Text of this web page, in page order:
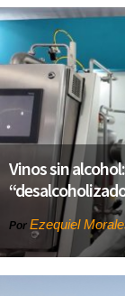
Vinos sin
Por Ezequiel